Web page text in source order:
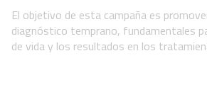
El objetivo de esta campaña es
diagnóstico temprano, fundamentales
de vida y los resultados en los